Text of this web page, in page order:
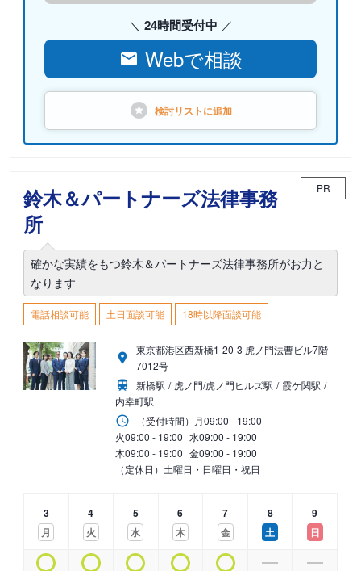
24時間受付中
Webで相談
検討リストに追加
鈴木＆パートナーズ法律事務
所
PR
確かな実績をもつ鈴木＆パートナーズ法律事務所がお力と
なります
電話相談可能 土日面談可能 18時以降面談可能
東京都港区西新橋1-20-3 虎ノ門法曹ビル7階
7012号
新橋駅
虎ノ門/虎ノ門ヒルズ駅
霞ケ関駅
内幸町駅
（受付時間） 月09:00 - 19:00
火09:00 - 19:00 水09:00 - 19:00
木09:00 - 19:00 金09:00 - 19:00
（定休日）土曜日・日曜日・祝日
3
月
4
火
5
水
6
木
7
金
8
土
9
日